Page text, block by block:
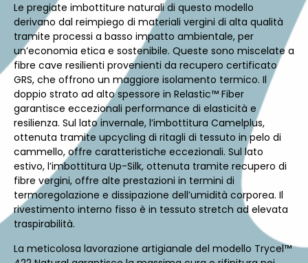
Le pregiate imbottiture naturali di questo modello
derivano dal reimpiego di materiali vergini di alta qualità
tramite processi a basso impatto ambientale, per
un’economia etica e sostenibile. Queste sono miscelate a
fibre cave resilienti provenienti da recupero certificato
GRS, che offrono un maggiore isolamento termico. Il
doppio strato ad alto spessore in Relastic™ Fiber
garantisce eccezionali performance di elasticità e
resilienza. Sul lato invernale, l’imbottitura Camelplus,
ottenuta tramite upcycling di ritagli di tessuto in pelo di
cammello, offre caratteristiche eccezionali. Sul lato
estivo, l’imbottitura Up-Silk, ottenuta tramite recupero di
fibre vergini, offre alte prestazioni in termini di
termoregolazione e dissipazione dell’umidità corporea. Il
rivestimento interno fisso è in tessuto stretch ad elevata
traspirabilità.
La meticolosa lavorazione artigianale del modello Trycel™